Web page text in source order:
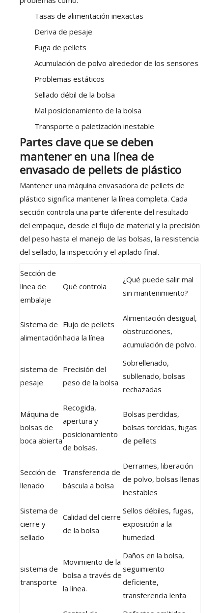
Tasas de alimentación inexactas
Deriva de pesaje
Fuga de pellets
Acumulación de polvo alrededor de los sensores
Problemas estáticos
Sellado débil de la bolsa
Mal posicionamiento de la bolsa
Transporte o paletización inestable
Partes clave que se deben
mantener en una línea de
envasado de pellets de plástico
Mantener una máquina envasadora de pellets de
plástico significa mantener la línea completa. Cada
sección controla una parte diferente del resultado
del empaque, desde el flujo de material y la precisión
del peso hasta el manejo de las bolsas, la resistencia
del sellado, la inspección y el apilado final.
Sección de
línea de
embalaje
Qué controla
¿Qué puede salir mal
sin mantenimiento?
Sistema de
alimentación
Flujo de pellets
hacia la línea
Alimentación desigual,
obstrucciones,
acumulación de polvo.
sistema de
pesaje
Precisión del
peso de la bolsa
Sobrellenado,
subllenado, bolsas
rechazadas
Máquina de
bolsas de
boca abierta
Recogida,
apertura y
posicionamiento
de bolsas.
Bolsas perdidas,
bolsas torcidas, fugas
de pellets
Sección de
llenado
Transferencia de
báscula a bolsa
Derrames, liberación
de polvo, bolsas llenas
inestables
Sistema de
cierre y
sellado
Calidad del cierre
de la bolsa
Sellos débiles, fugas,
exposición a la
humedad.
sistema de
transporte
Movimiento de la
bolsa a través de
la línea.
Daños en la bolsa,
seguimiento
deficiente,
transferencia lenta